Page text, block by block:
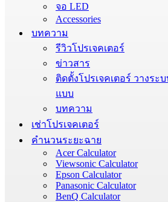
จอ LED
Accessories
บทความ
รีวิวโปรเจคเตอร์
ข่าวสาร
ติดตั้งโปรเจคเตอร์ วางระ
แบบ
บทความ
เช่าโปรเจคเตอร์
คำนวนระยะฉาย
Acer Calculator
Viewsonic Calculator
Epson Calculator
Panasonic Calculator
BenQ Calculator